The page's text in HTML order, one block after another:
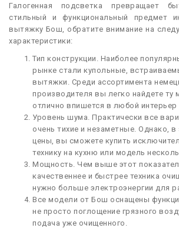
Галогенная подсветка превращает
стильный и функциональный предмет
вытяжку Бош, обратите внимание на
характеристики:
Тип конструкции. Наиболее
рынке стали купольные,
вытяжки. Среди ассортимента
производителя вы легко найдете ту
отлично впишется в любой интерьер
Уровень шума. Практически все
очень тихие и незаметные. Однако,
цены, вы сможете купить
технику на кухню или модель
Мощность. Чем выше этот
качественнее и быстрее техника
нужно больше электроэнергии для
Все модели от Бош оснащены
не просто поглощение грязного
подача уже очищенного.